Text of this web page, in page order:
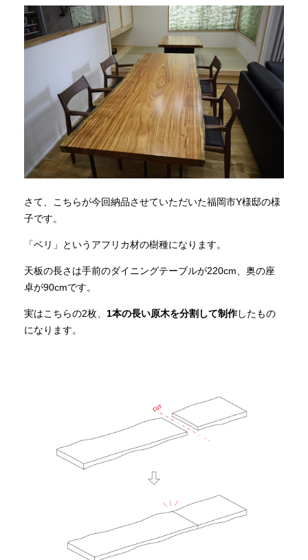
さて、こちらが今回納品させていただいた福岡市Y様邸の様
子です。
「ベリ」というアフリカ材の樹種になります。
天板の長さは手前のダイニングテーブルが220cm、奥の座
卓が90cmです。
実はこちらの2枚、 1本の長い原木を分割して制作したもの
になります。